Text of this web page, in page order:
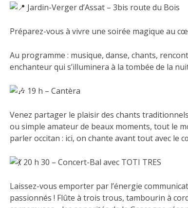
Jardin-Verger d’Assat – 3bis route du Bois
Préparez-vous à vivre une soirée magique au
Au programme : musique, danse, chants,
enchanteur qui s’illuminera à la tombée de la
19 h – Cantèra
Venez partager le plaisir des chants
ou simple amateur de beaux moments, tout le
parler occitan : ici, on chante avant tout avec le
20 h 30 – Concert-Bal avec TOTI TRES
Laissez-vous emporter par l’énergie
passionnés ! Flûte à trois trous, tambourin à